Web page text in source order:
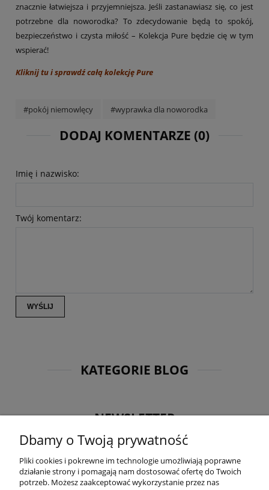
znacznie łatwiejsza i przyjemniejsza. Jeśli zastanawiasz się, co jest
potrzebne dla noworodka? To zdecydowanie będą to spokój,
bezpieczeństwo i czysta miłość – Kolekcja Pure będzie cię w tym
wspierać!
Kliknij tu i sprawdź całą kolekcję Pure
#pokój niemowlęcy #wyprawka dla noworodka
DODAJ KOMENTARZE (0)
Imię i nazwisko:
Twój komentarz:
WYŚLIJ
KATEGORIE BLOG
NEWSLETTER
Otrzymuj jako pierwsza informacje o nowościach oraz
promocjach i zgarnij 5% rabatu na kolejne zakupy! Zapisz
się na nasz newsletter:
Dbamy o Twoją prywatność
Pliki cookies i pokrewne im technologie umożliwiają poprawne
działanie strony i pomagają nam dostosować ofertę do Twoich
potrzeb. Możesz zaakceptować wykorzystanie przez nas